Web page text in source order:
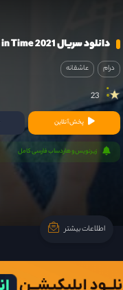
دانلود سریال Flourish in Time 2021
درام عاشقانه
23
پخش آنلاین
زیرنویس و هاردساب فارسی کامل
اطلاعات بیشتر